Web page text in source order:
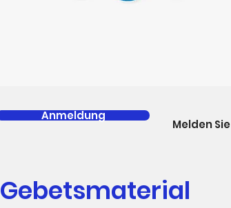
Anmeldung
Melden
Gebetsmaterial